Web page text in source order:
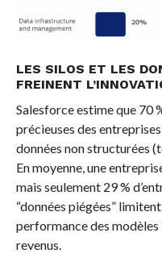
LES SILOS ET LES
FREINENT
Salesforce estime que 70
précieuses des
données non structurées
En moyenne, une
mais seulement 29 %
“données piégées”
performance des
revenus.